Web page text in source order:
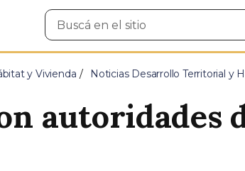
Buscar
en
y Vivienda Noticias Desarrollo Territorial y
autoridades